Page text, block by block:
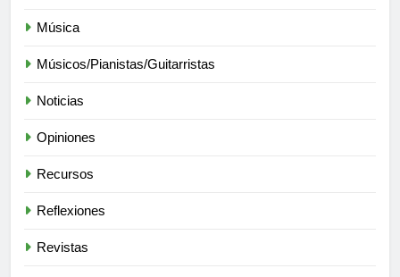
Música
Músicos/Pianistas/Guitarristas
Noticias
Opiniones
Recursos
Reflexiones
Revistas